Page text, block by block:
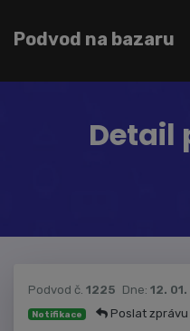
Podvod na bazaru
Detail
Podvod č. 1225 Dne: 12.
Notifikace Poslat zprávu